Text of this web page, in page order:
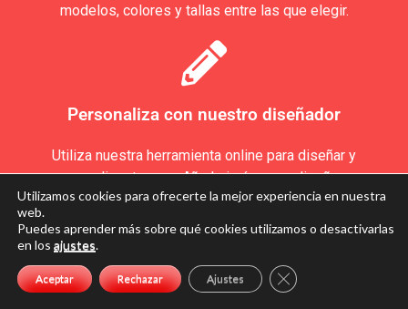
modelos, colores y tallas entre las que elegir.
Personaliza con nuestro diseñador
Utiliza nuestra herramienta online para diseñar y
personalizar tu ropa. Añade imágenes, diseños o
textos a todo color . Elige tallas, colores y cantidad
de prendas y añadelas al carro de compra.
Utilizamos cookies para ofrecerte la mejor experiencia en nuestra
web.
Puedes aprender más sobre qué cookies utilizamos o desactivarlas
en los ajustes.
Aceptar Rechazar Ajustes Cerrar el banner de